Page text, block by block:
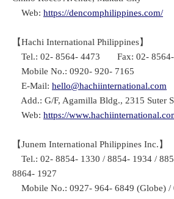
Web: https://dencomphilippines.com/
【Hachi International Philippines】
Tel.: 02- 8564- 4473 Fax: 02- 8564-
Mobile No.: 0920- 920- 7165
E-Mail: hello@hachiinternational.com
Add.: G/F, Agamilla Bldg., 2315 Suter
Web: https://
【Junem International Philippines Inc.】
Tel.: 02- 8854- 1330 / 8854- 1934 /
8864- 1927
Mobile No.: 0927- 964- 6849 (Globe) /